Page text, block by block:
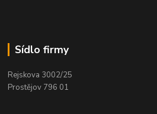
Sídlo firmy
Rejskova 3002/25
Prostějov 796 01